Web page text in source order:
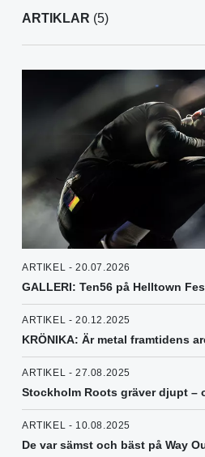
ARTIKLAR (5)
ARTIKEL - 20.07.2026
GALLERI: Ten56 på Helltown
ARTIKEL - 20.12.2025
KRÖNIKA: Är metal framtidens
ARTIKEL - 27.08.2025
Stockholm Roots gräver djupt –
ARTIKEL - 10.08.2025
De var sämst och bäst på Way